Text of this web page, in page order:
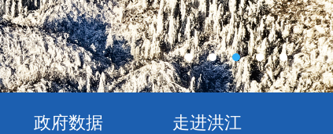
政府数据 走进洪江